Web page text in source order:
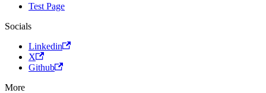
Test Page
Socials
Linkedin
X
Github
More